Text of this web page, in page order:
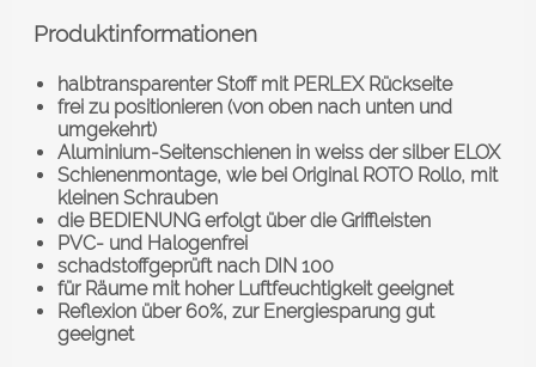
Produktinformationen
halbtransparenter Stoff mit PERLEX Rückseite
frei zu positionieren (von oben nach unten und
umgekehrt)
Aluminium-Seitenschienen in weiss der silber ELOX
Schienenmontage, wie bei Original ROTO Rollo, mit
kleinen Schrauben
die BEDIENUNG erfolgt über die Griffleisten
PVC- und Halogenfrei
schadstoffgeprüft nach DIN 100
für Räume mit hoher Luftfeuchtigkeit geeignet
Reflexion über 60%, zur Energiesparung gut
geeignet